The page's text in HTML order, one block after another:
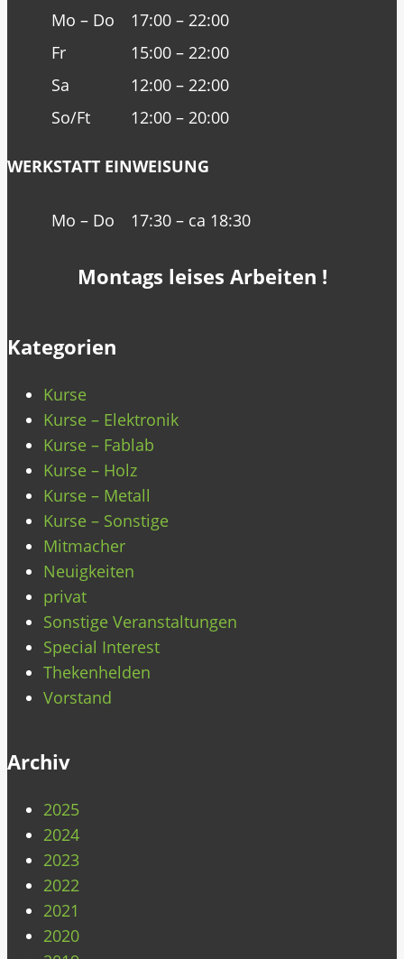
Mo – Do
17:00 – 22:00
Fr
15:00 – 22:00
Sa
12:00 – 22:00
So/Ft
12:00 – 20:00
WERKSTATT EINWEISUNG
Mo – Do 17:30 – ca 18:30
Montags leises Arbeiten !
Kategorien
Kurse
Kurse – Elektronik
Kurse – Fablab
Kurse – Holz
Kurse – Metall
Kurse – Sonstige
Mitmacher
Neuigkeiten
privat
Sonstige Veranstaltungen
Special Interest
Thekenhelden
Vorstand
Archiv
2025
2024
2023
2022
2021
2020